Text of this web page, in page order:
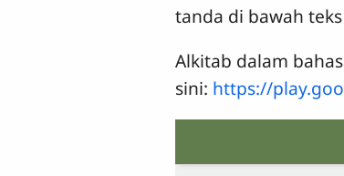
tanda di bawah
Alkitab dalam
sini: https://